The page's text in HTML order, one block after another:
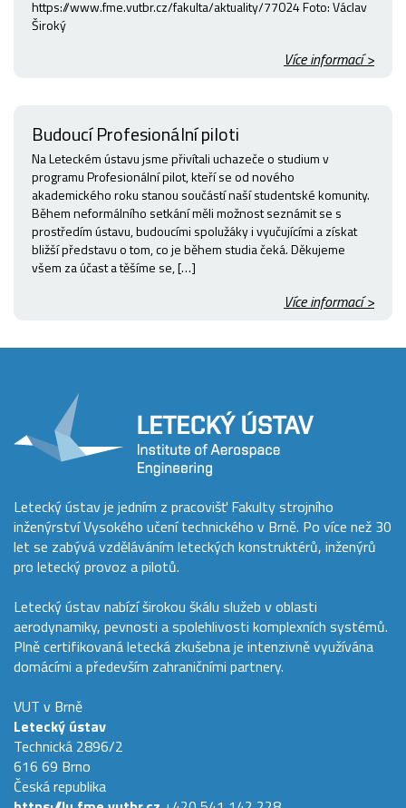
https://www.fme.vutbr.cz/fakulta/aktuality/77024 Foto: Václav
Široký
Více informací >
Budoucí Profesionální piloti
Na Leteckém ústavu jsme přivítali uchazeče o studium v
programu Profesionální pilot, kteří se od nového
akademického roku stanou součástí naší studentské komunity.
Během neformálního setkání měli možnost seznámit se s
prostředím ústavu, budoucími spolužáky i vyučujícími a získat
bližší představu o tom, co je během studia čeká. Děkujeme
všem za účast a těšíme se, […]
Více informací >
Letecký ústav je jedním z pracovišť Fakulty strojního
inženýrství Vysokého učení technického v Brně. Po více než 30
let se zabývá vzděláváním leteckých konstruktérů, inženýrů
pro letecký provoz a pilotů.
Letecký ústav nabízí širokou škálu služeb v oblasti
aerodynamiky, pevnosti a spolehlivosti komplexních systémů.
Plně certifikovaná letecká zkušebna je intenzivně využívána
domácími a především zahraničními partnery.
VUT v Brně
Letecký ústav
Technická 2896/2
616 69 Brno
Česká republika